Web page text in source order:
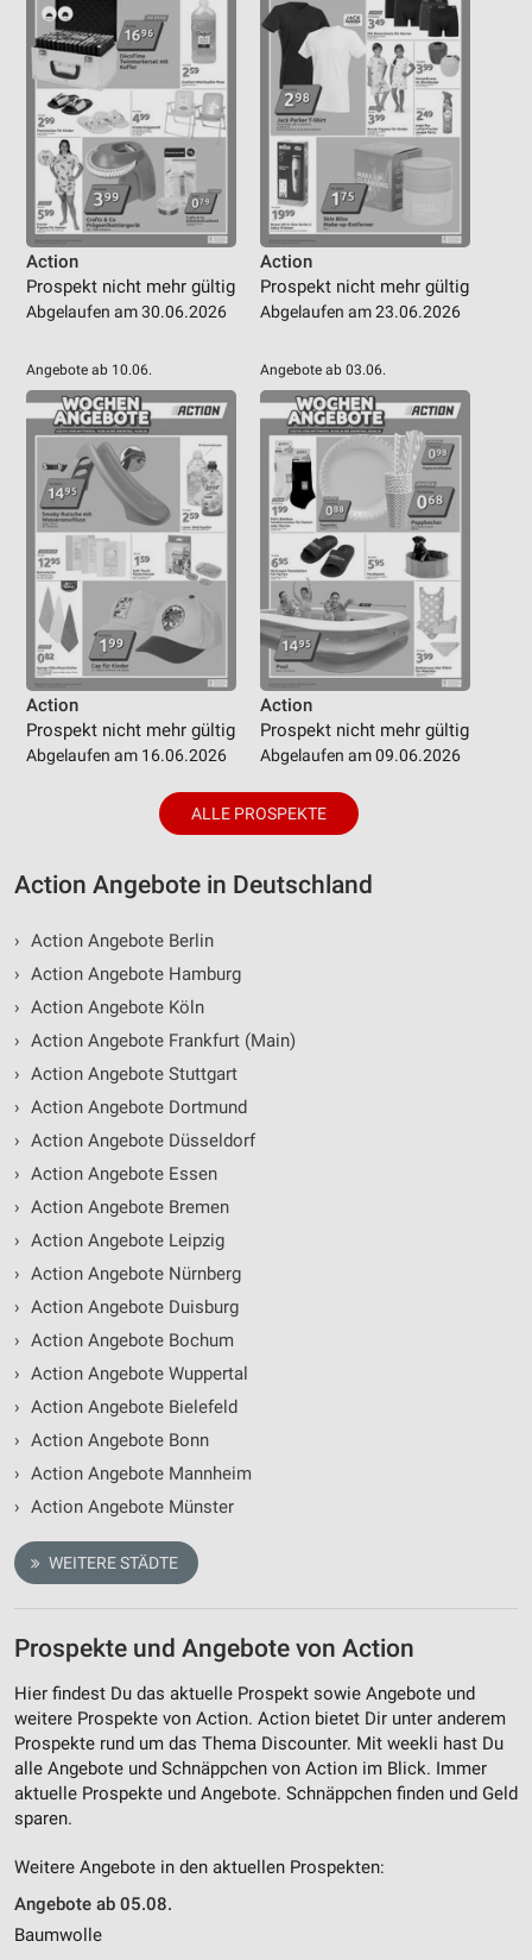
Action
Prospekt nicht mehr gültig
Abgelaufen am 30.06.2026
Action
Prospekt nicht mehr gültig
Abgelaufen am 23.06.2026
Angebote ab 10.06.
Action
Prospekt nicht mehr gültig
Abgelaufen am 16.06.2026
Angebote ab 03.06.
Action
Prospekt nicht mehr gültig
Abgelaufen am 09.06.2026
ALLE PROSPEKTE
Action Angebote in Deutschland
› Action Angebote Berlin
› Action Angebote Hamburg
› Action Angebote Köln
› Action Angebote Frankfurt (Main)
› Action Angebote Stuttgart
› Action Angebote Dortmund
› Action Angebote Düsseldorf
› Action Angebote Essen
› Action Angebote Bremen
› Action Angebote Leipzig
› Action Angebote Nürnberg
› Action Angebote Duisburg
› Action Angebote Bochum
› Action Angebote Wuppertal
› Action Angebote Bielefeld
› Action Angebote Bonn
› Action Angebote Mannheim
› Action Angebote Münster
WEITERE STÄDTE
Prospekte und Angebote von Action
Hier findest Du das aktuelle Prospekt sowie Angebote und
weitere Prospekte von Action. Action bietet Dir unter anderem
Prospekte rund um das Thema Discounter. Mit weekli hast Du
alle Angebote und Schnäppchen von Action im Blick. Immer
aktuelle Prospekte und Angebote. Schnäppchen finden und Geld
sparen.
Weitere Angebote in den aktuellen Prospekten:
Angebote ab 05.08.
Baumwolle